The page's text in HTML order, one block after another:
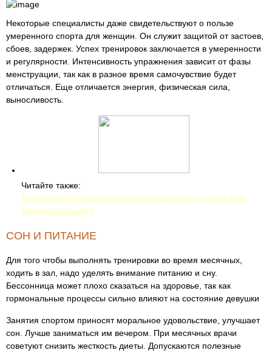
Некоторые специалисты даже свидетельствуют о пользе
умеренного спорта для женщин. Он служит защитой от застоев,
сбоев, задержек. Успех тренировок заключается в умеренности
и регулярности. Интенсивность упражнения зависит от фазы
менструации, так как в разное время самочувствие будет
отличаться. Еще отличается энергия, физическая сила,
выносливость.
Читайте также:
Для чего необходимо и сколько воды выпить перед УЗИ
мочевого пузыря?
СОН И ПИТАНИЕ
Для того чтобы выполнять тренировки во время месячных,
ходить в зал, надо уделять внимание питанию и сну.
Бессонница может плохо сказаться на здоровье, так как
гормональные процессы сильно влияют на состояние девушки
Занятия спортом приносят моральное удовольствие, улучшает
сон. Лучше заниматься им вечером. При месячных врачи
советуют снизить жесткость диеты. Допускаются полезные